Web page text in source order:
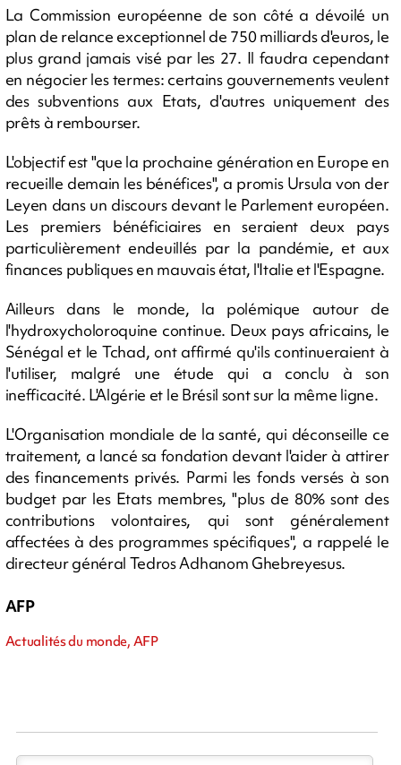
La Commission européenne de son côté a dévoilé un
plan de relance exceptionnel de 750 milliards d'euros, le
plus grand jamais visé par les 27. Il faudra cependant
en négocier les termes: certains gouvernements veulent
des subventions aux Etats, d'autres uniquement des
prêts à rembourser.
L'objectif est "que la prochaine génération en Europe en
recueille demain les bénéfices", a promis Ursula von der
Leyen dans un discours devant le Parlement européen.
Les premiers bénéficiaires en seraient deux pays
particulièrement endeuillés par la pandémie, et aux
finances publiques en mauvais état, l'Italie et l'Espagne.
Ailleurs dans le monde, la polémique autour de
l'hydroxycholoroquine continue. Deux pays africains, le
Sénégal et le Tchad, ont affirmé qu'ils continueraient à
l'utiliser, malgré une étude qui a conclu à son
inefficacité. L'Algérie et le Brésil sont sur la même ligne.
L'Organisation mondiale de la santé, qui déconseille ce
traitement, a lancé sa fondation devant l'aider à attirer
des financements privés. Parmi les fonds versés à son
budget par les Etats membres, "plus de 80% sont des
contributions volontaires, qui sont généralement
affectées à des programmes spécifiques", a rappelé le
directeur général Tedros Adhanom Ghebreyesus.
AFP
Actualités du monde, AFP